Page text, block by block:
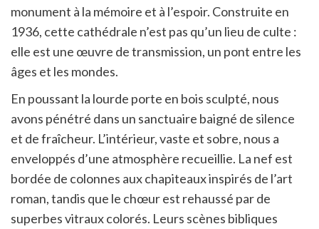
monument à la mémoire et à l’espoir. Construite en
1936, cette cathédrale n’est pas qu’un lieu de culte :
elle est une œuvre de transmission, un pont entre les
âges et les mondes.
En poussant la lourde porte en bois sculpté, nous
avons pénétré dans un sanctuaire baigné de silence
et de fraîcheur. L’intérieur, vaste et sobre, nous a
enveloppés d’une atmosphère recueillie. La nef est
bordée de colonnes aux chapiteaux inspirés de l’art
roman, tandis que le chœur est rehaussé par de
superbes vitraux colorés. Leurs scènes bibliques